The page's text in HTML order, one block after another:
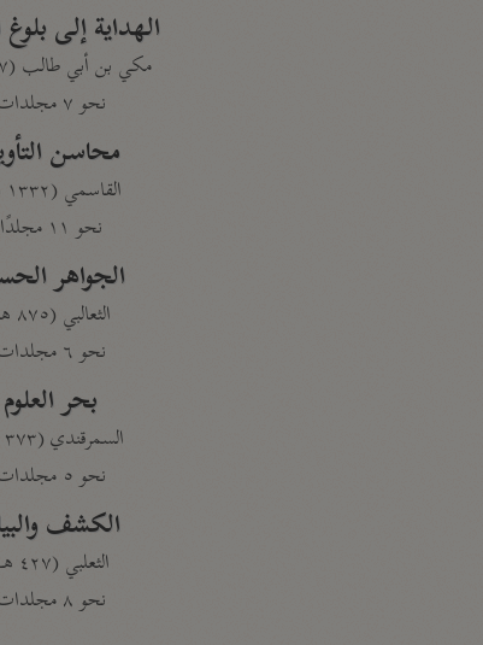
الهداية إلى بلوغ
مكي بن أبي طالب (٤٣٧ هـ)
نحو ٧ مجلدات
محاسن
القاسمي (١٣٣٢ هـ)
نحو ١١ مجلدًا
الجواهر
الثعالبي (٨٧٥ هـ)
نحو ٦ مجلدات
بحر العلوم
السمرقندي (٣٧٣ هـ)
نحو ٥ مجلدات
الكشف
الثعلبي (٤٢٧ هـ)
نحو ٨ مجلدات